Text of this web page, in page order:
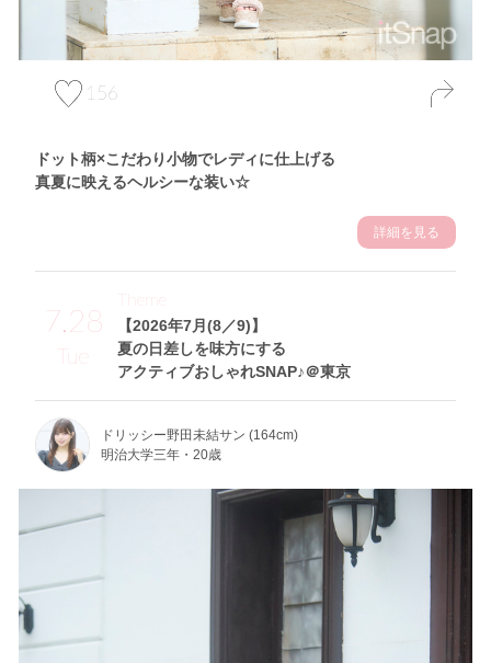
156
ドット柄×こだわり小物でレディに仕上げる
真夏に映えるヘルシーな装い☆
詳細を見る
7.28
Tue
【2026年7月(8／9)】
夏の日差しを味方にする
アクティブおしゃれSNAP♪＠東京
Theme
ドリッシー野田未結サン (164cm)
明治大学三年・20歳